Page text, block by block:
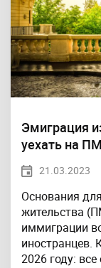
Эмиграция
уехать на
21.03.2023
Основания
жительства
иммиграции
2026 году: